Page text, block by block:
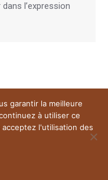
l’expression
Bruxelles.Tous droits
vos soins. Pour
hypnotherapeutes.
la Vie Privée
garantir la meilleure
à utiliser ce
l'utilisation des